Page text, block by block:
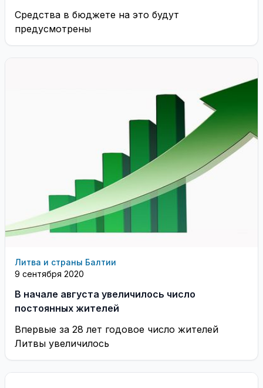
Средства в бюджете на это будут
предусмотрены
Литва и страны Балтии
9 сентября 2020
В начале августа увеличилось число
постоянных жителей
Впервые за 28 лет годовое число жителей
Литвы увеличилось